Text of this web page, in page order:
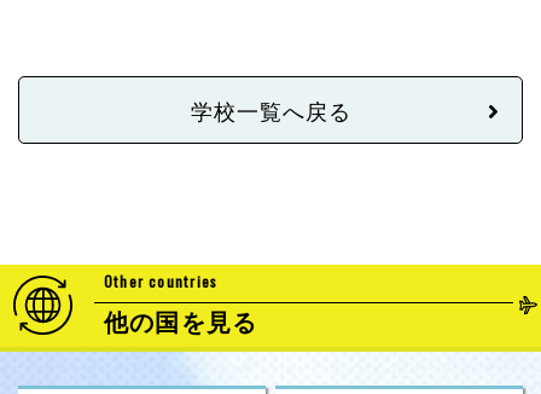
学校一覧へ戻る
Other countries
他の国を見る